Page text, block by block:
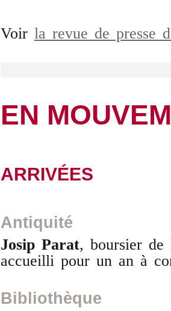
Voir la revue de presse
EN
ARRIVÉES
Antiquité
Josip Parat, boursier de
accueilli pour un an à
Bibliothèque